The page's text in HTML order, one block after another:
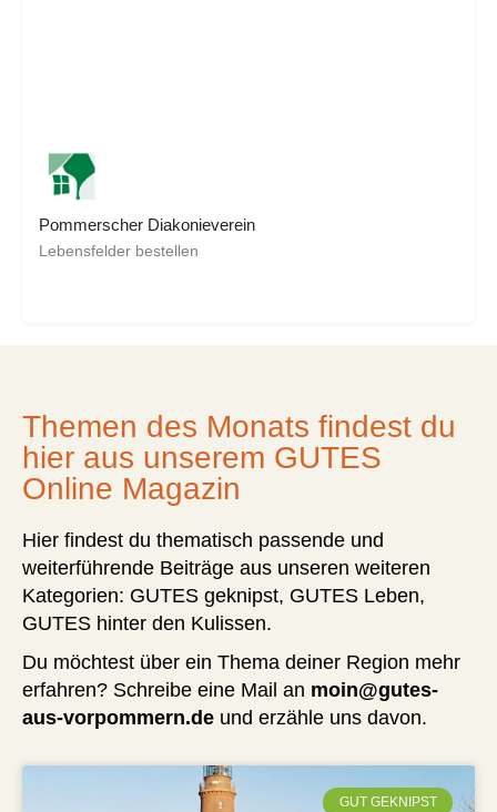
Pommerscher Diakonieverein
Lebensfelder bestellen
Themen des Monats findest du
hier aus unserem GUTES
Online Magazin
Hier findest du thematisch passende und
weiterführende Beiträge aus unseren weiteren
Kategorien: GUTES geknipst, GUTES Leben,
GUTES hinter den Kulissen.
Du möchtest über ein Thema deiner Region mehr
erfahren? Schreibe eine Mail an moin@gutes-
aus-vorpommern.de und erzähle uns davon.
GUT GEKNIPST